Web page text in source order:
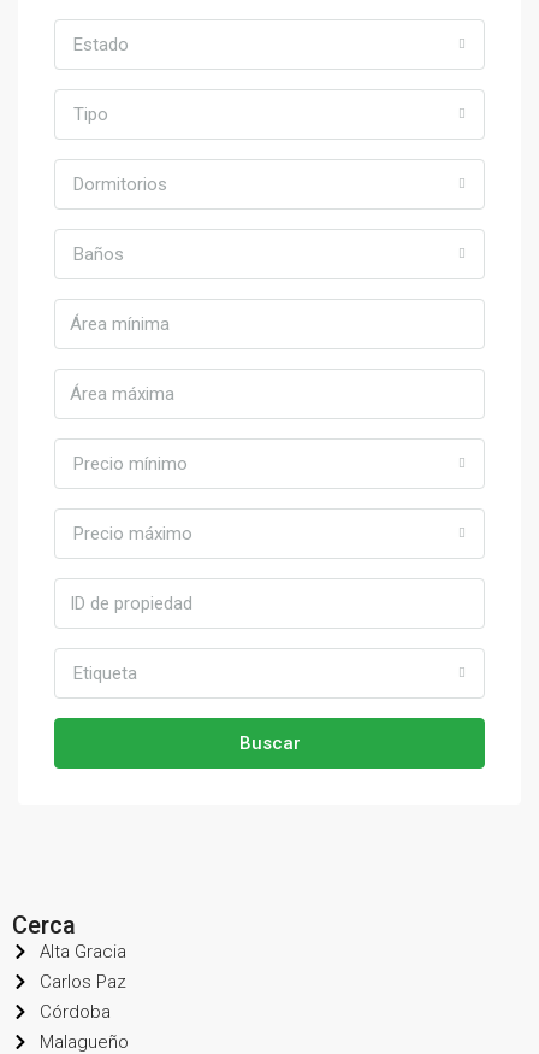
Estado
Tipo
Dormitorios
Baños
Precio mínimo
Precio máximo
Etiqueta
Buscar
Cerca
Alta Gracia
Carlos Paz
Córdoba
Malagueño